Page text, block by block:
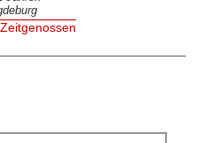
Zeitgenossen